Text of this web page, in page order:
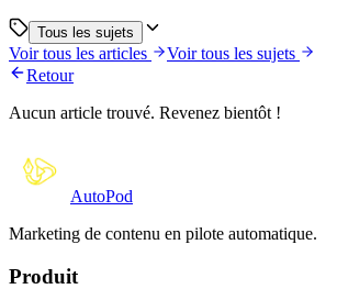
Tous les sujets
Voir tous les articles
Voir tous les sujets
Retour
Aucun article trouvé. Revenez bientôt !
AutoPod
Marketing de contenu en pilote automatique.
Produit